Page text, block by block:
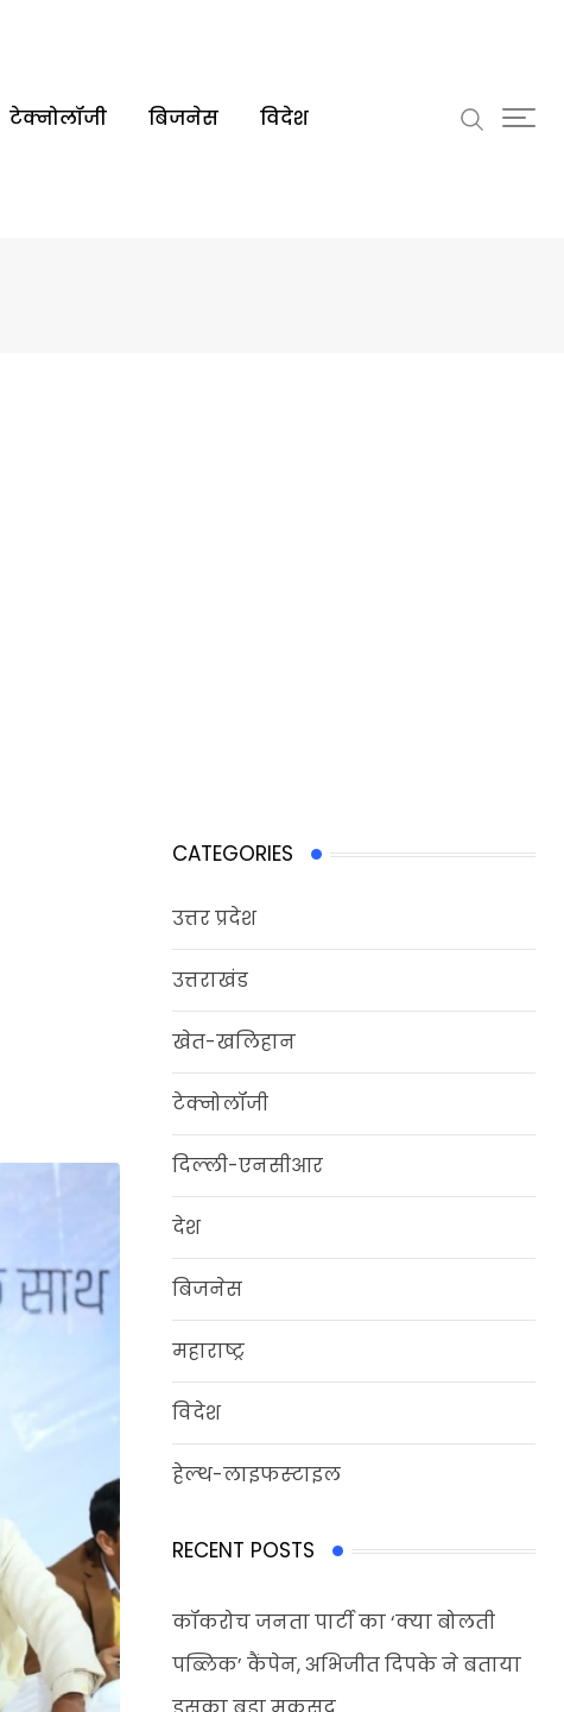
टेक्नोलॉजी बिजनेस विदेश
CATEGORIES
उत्तर प्रदेश
उत्तराखंड
खेत-खलिहान
टेक्नोलॉजी
दिल्‍ली-एनसीआर
देश
बिजनेस
महाराष्ट्र
विदेश
हेल्‍थ-लाइफस्‍टाइल
RECENT POSTS
कॉकरोच जनता पार्टी का ‘क्या बोलती
पब्लिक’ कैंपेन, अभिजीत दिपके ने बताया